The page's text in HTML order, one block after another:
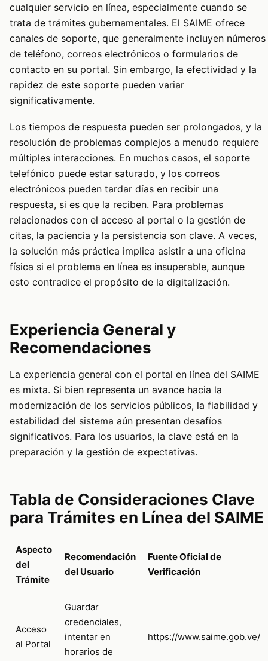
cualquier servicio en línea, especialmente cuando se
trata de trámites gubernamentales. El SAIME ofrece
canales de soporte, que generalmente incluyen números
de teléfono, correos electrónicos o formularios de
contacto en su portal. Sin embargo, la efectividad y la
rapidez de este soporte pueden variar
significativamente.
Los tiempos de respuesta pueden ser prolongados, y la
resolución de problemas complejos a menudo requiere
múltiples interacciones. En muchos casos, el soporte
telefónico puede estar saturado, y los correos
electrónicos pueden tardar días en recibir una
respuesta, si es que la reciben. Para problemas
relacionados con el acceso al portal o la gestión de
citas, la paciencia y la persistencia son clave. A veces,
la solución más práctica implica asistir a una oficina
física si el problema en línea es insuperable, aunque
esto contradice el propósito de la digitalización.
Experiencia General y
Recomendaciones
La experiencia general con el portal en línea del SAIME
es mixta. Si bien representa un avance hacia la
modernización de los servicios públicos, la fiabilidad y
estabilidad del sistema aún presentan desafíos
significativos. Para los usuarios, la clave está en la
preparación y la gestión de expectativas.
Tabla de Consideraciones Clave
para Trámites en Línea del SAIME
Aspecto
del
Trámite
Recomendación
del Usuario
Fuente Oficial de
Verificación
Acceso
al Portal
Guardar
credenciales,
intentar en
horarios de
https://www.saime.gob.ve/